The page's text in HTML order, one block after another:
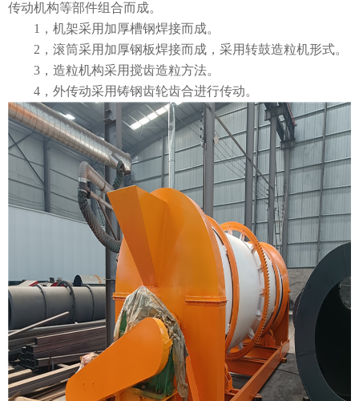
传动机构等部件组合而成。
1，机架采用加厚槽钢焊接而成。
2，滚筒采用加厚钢板焊接而成，采用转鼓造粒机形式。
3，造粒机构采用搅齿造粒方法。
4，外传动采用铸钢齿轮齿合进行传动。